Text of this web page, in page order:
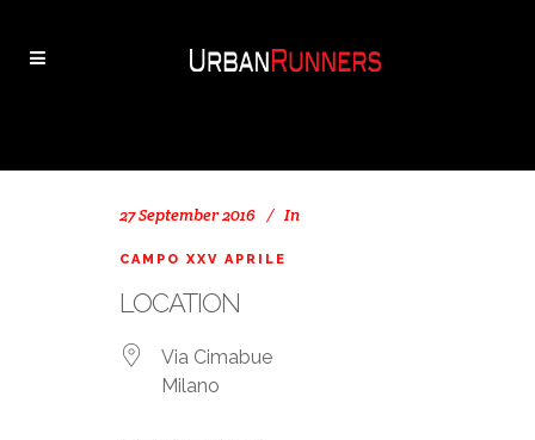
27 September 2016 In
CAMPO XXV APRILE
LOCATION
Via Cimabue
Milano